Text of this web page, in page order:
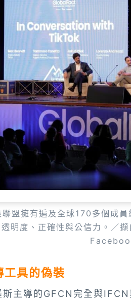
聯盟擁有遍及全球170多個成員
明度、正確性與公信力。／擷
具的偽裝
斯主導的GFCN完全與